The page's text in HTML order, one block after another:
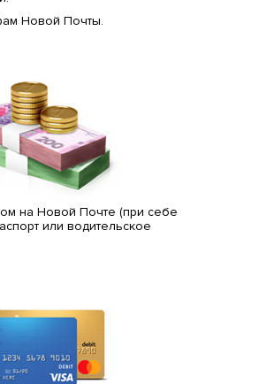
Новой Почты.
на Новой Почте (при себе
или водительское